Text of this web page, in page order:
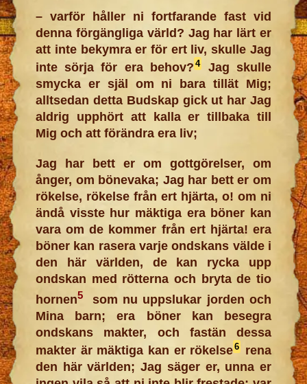
– varför håller ni fortfarande fast vid
denna förgängliga värld? Jag har lärt er
att inte bekymra er för ert liv, skulle Jag
inte sörja för era behov? 4Jag skulle
smycka er själ om ni bara tillät Mig;
alltsedan detta Budskap gick ut har Jag
aldrig upphört att kalla er tillbaka till
Mig och att förändra era liv;
Jag har bett er om gottgörelser, om
ånger, om bönevaka; Jag har bett er om
rökelse, rökelse från ert hjärta, o! om ni
ändå visste hur mäktiga era böner kan
vara om de kommer från ert hjärta! era
böner kan rasera varje ondskans välde i
den här världen, de kan rycka upp
ondskan med rötterna och bryta de tio
hornen5
som nu uppslukar jorden och
Mina barn; era böner kan besegra
ondskans makter, och fastän dessa
makter är mäktiga kan er rökelse6
rena
den här världen; Jag säger er, unna er